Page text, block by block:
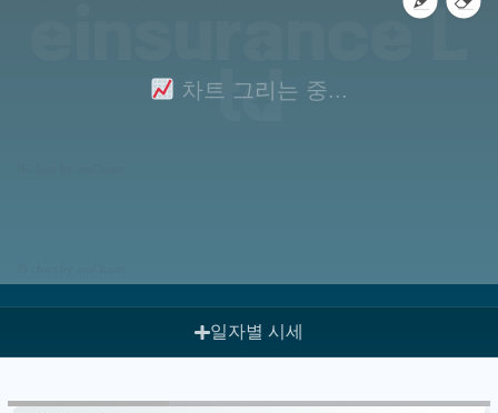
einsurance L
td
차트 그리는 중...
일자별 시세